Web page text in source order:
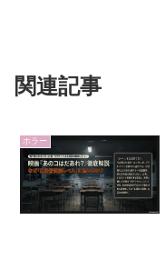
関連記事
ホラー